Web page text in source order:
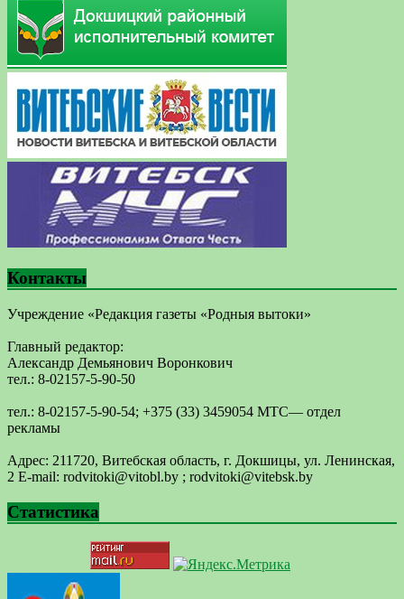
Контакты
Учреждение «Редакция газеты «Родныя вытоки»
Главный редактор:
Александр Демьянович Воронкович
тел.: 8-02157-5-90-50
тел.: 8-02157-5-90-54; +375 (33) 3459054 МТС— отдел
рекламы
Адрес: 211720, Витебская область, г. Докшицы, ул. Ленинская,
2 E-mail: ​rodvitoki@​​vitobl​.by ; rodvitoki@vitebsk.by
Статистика